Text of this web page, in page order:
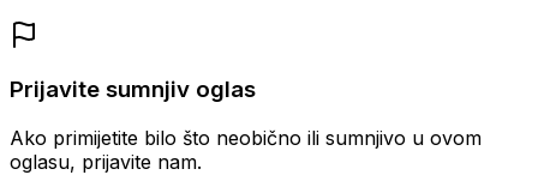
Prijavite sumnjiv oglas
Ako primijetite bilo što neobično ili sumnjivo u ovom
oglasu, prijavite nam.